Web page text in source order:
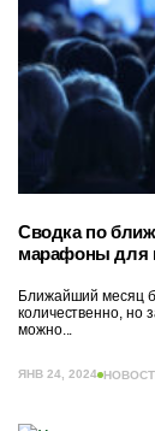
Сводка по
марафоны для
Ближайший месяц
количественно, но
можно...
ЯНВ 24, 2024